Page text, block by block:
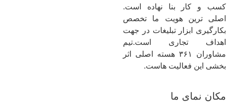
کسب و کار بنا نهاده است.
اصلی ترین هویت ما تخصص
بکارگیری ابزار تبلیغات در جهت
اهداف تجاری است.تیم
مشاوران ۳۶۱ هسته اصلی اثر
بخشی این فعالیت هاست.
مکان نمای ما